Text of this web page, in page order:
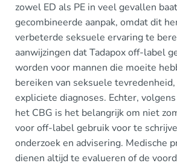
zowel ED als PE in veel gevallen
gecombineerde aanpak, omdat dit
verbeterde seksuele ervaring te
aanwijzingen dat Tadapox off-label
worden voor mannen die moeite
bereiken van seksuele
expliciete diagnoses. Echter,
het CBG is het belangrijk om niet
voor off-label gebruik voor te
onderzoek en advisering. Medische
dienen altijd te evalueren of de